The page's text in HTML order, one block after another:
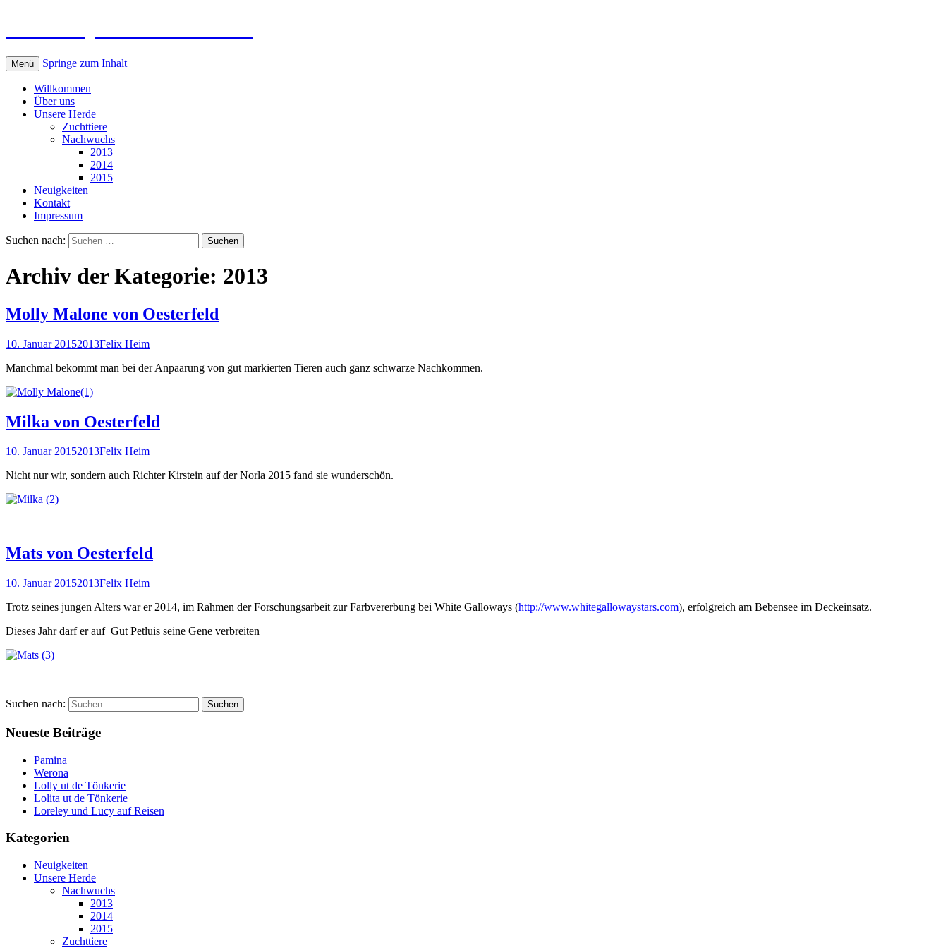
Menü Springe zum Inhalt
Willkommen
Über uns
Unsere Herde
Zuchttiere
Nachwuchs
2013
2014
2015
Neuigkeiten
Kontakt
Impressum
Suchen nach:
Archiv der Kategorie: 2013
Molly Malone von Oesterfeld
10. Januar 20152013Felix Heim
Manchmal bekommt man bei der Anpaarung von gut markierten Tieren auch ganz schwarze Nachkommen.
Milka von Oesterfeld
10. Januar 20152013Felix Heim
Nicht nur wir, sondern auch Richter Kirstein auf der Norla 2015 fand sie wunderschön.
Mats von Oesterfeld
10. Januar 20152013Felix Heim
Trotz seines jungen Alters war er 2014, im Rahmen der Forschungsarbeit zur Farbvererbung bei White Galloways (http://www.whitegallowaystars.com), erfolgreich am Bebensee im Deckeinsatz.
Dieses Jahr darf er auf Gut Petluis seine Gene verbreiten
Suchen nach:
Neueste Beiträge
Pamina
Werona
Lolly ut de Tönkerie
Lolita ut de Tönkerie
Loreley und Lucy auf Reisen
Kategorien
Neuigkeiten
Unsere Herde
Nachwuchs
2013
2014
2015
Zuchttiere